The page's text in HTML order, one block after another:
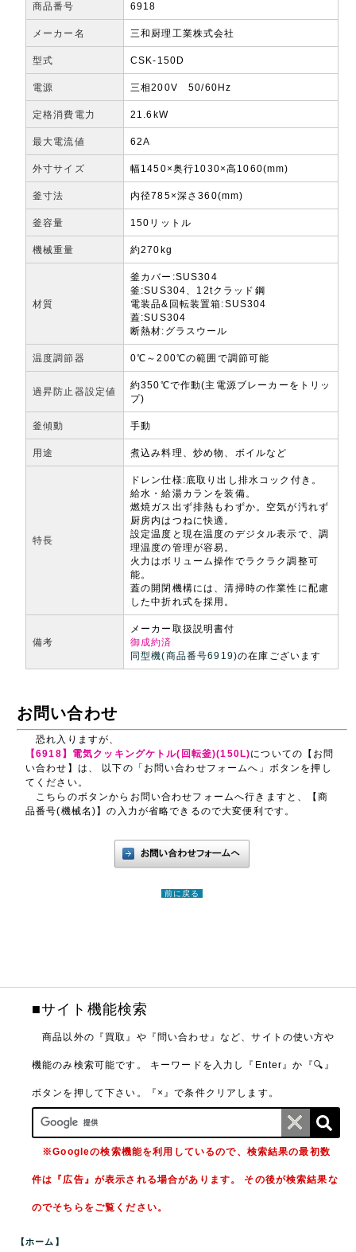
商品番号 6918
メーカー名 三和厨理工業株式会社
型式 CSK-150D
電源 三相200V 50/60Hz
定格消費電力 21.6kW
最大電流値 62A
外寸サイズ 幅1450×奥行1030×高1060(mm)
釜寸法 内径785×深さ360(mm)
釜容量 150リットル
機械重量 約270kg
材質
釜カバー:SUS304
釜:SUS304、12tクラッド鋼
電装品&回転装置箱:SUS304
蓋:SUS304
断熱材:グラスウール
温度調節器 0℃～200℃の範囲で調節可能
過昇防止器設定値
約350℃で作動(主電源ブレーカーをトリッ
プ)
釜傾動 手動
用途 煮込み料理、炒め物、ボイルなど
特長
ドレン仕様:底取り出し排水コック付き。
給水・給湯カランを装備。
燃焼ガス出ず排熱もわずか。空気が汚れず
厨房内はつねに快適。
設定温度と現在温度のデジタル表示で、調
理温度の管理が容易。
火力はボリューム操作でラクラク調整可
能。
蓋の開閉機構には、清掃時の作業性に配慮
した中折れ式を採用。
備考
メーカー取扱説明書付
御成約済
同型機(商品番号6919)の在庫ございます
お問い合わせ
恐れ入りますが、
【6918】電気クッキングケトル(回転釜)(150L)についての【お問
い合わせ】は、 以下の「お問い合わせフォームへ」ボタンを押し
てください。
こちらのボタンからお問い合わせフォームへ行きますと、【商
品番号(機械名)】の入力が省略できるので大変便利です。
前に戻る
■サイト機能検索
商品以外の『買取』や『問い合わせ』など、サイトの使い方や
機能のみ検索可能です。 キーワードを入力し『Enter』か『🔍』
ボタンを押して下さい。『×』で条件クリアします。
※Googleの検索機能を利用しているので、検索結果の最初数
件は『広告』が表示される場合があります。 その後が検索結果な
のでそちらをご覧ください。
【ホーム】